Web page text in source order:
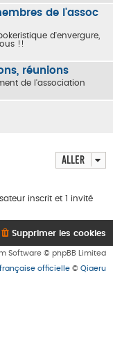
de l'assoc
d'envergure,
!!
réunions
de l'association
Aller
inscrit et 1 invité
Supprimer les cookies
Software © phpBB Limited
française officielle © Qiaeru